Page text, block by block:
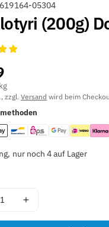
05304
(200g)
zzgl. Versand wird beim
nur noch 4 auf Lager
Menge